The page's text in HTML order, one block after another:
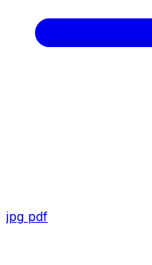
jpg pdf